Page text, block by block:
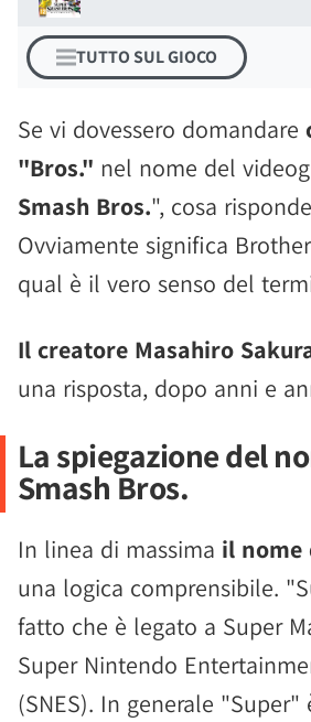
TUTTO SUL GIOCO
Se vi dovessero domandare
"Bros." nel nome del
Smash Bros.", cosa
Ovviamente significa
qual è il vero senso del
Il creatore Masahiro
una risposta, dopo anni e
La spiegazione del
Smash Bros.
In linea di massima il nome
una logica comprensibile.
fatto che è legato a Super
Super Nintendo
(SNES). In generale